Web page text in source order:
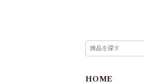
HOME